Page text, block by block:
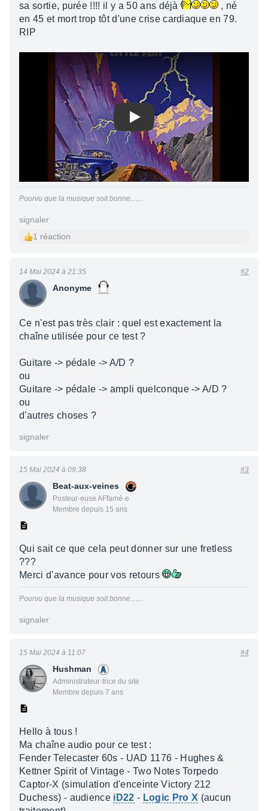
sa sortie, purée !!!! il y a 50 ans déjà
, né
en 45 et mort trop tôt d'une crise cardiaque en 79.
RIP
Play
Pourvu que la musique soit bonne.......
signaler
1 réaction
Anonyme
14 Mai 2024 à 21:35 #2
Ce n'est pas très clair : quel est exactement la
chaîne utilisée pour ce test ?
Guitare -> pédale -> A/D ?
ou
Guitare -> pédale -> ampli quelconque -> A/D ?
ou
d'autres choses ?
signaler
Beat-aux-veines
Posteur·euse AFfamé·e
Membre depuis 15 ans
15 Mai 2024 à 09:38 #3
Qui sait ce que cela peut donner sur une fretless
???
Merci d'avance pour vos retours
Pourvu que la musique soit bonne.......
signaler
Hushman
Administrateur·trice du site
Membre depuis 7 ans
15 Mai 2024 à 11:07 #4
Hello à tous !
Ma chaîne audio pour ce test :
Fender Telecaster 60s - UAD 1176 - Hughes &
Kettner Spirit of Vintage - Two Notes Torpedo
Captor-X (simulation d'enceinte Victory 212
Duchess) - audience iD22 - Logic Pro X (aucun